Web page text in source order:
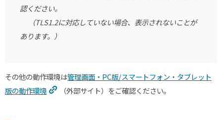
認ください。
（TLS1.2に対応していない場合、表示されないことが
あります。）
その他の動作環境は管理画面・PC版/スマートフォン・タブレット
版の動作環境
（外部サイト）をご確認ください。